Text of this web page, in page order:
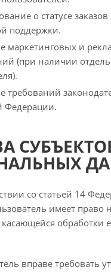
о статусе
поддержки.
маркетинговых и
(при наличии
требований
Федерации.
со статьей 14
имеет право
обработки
вправе требовать